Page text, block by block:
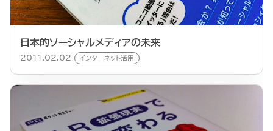
日本的ソーシャルメディアの未来
2011.02.02 インターネット活用